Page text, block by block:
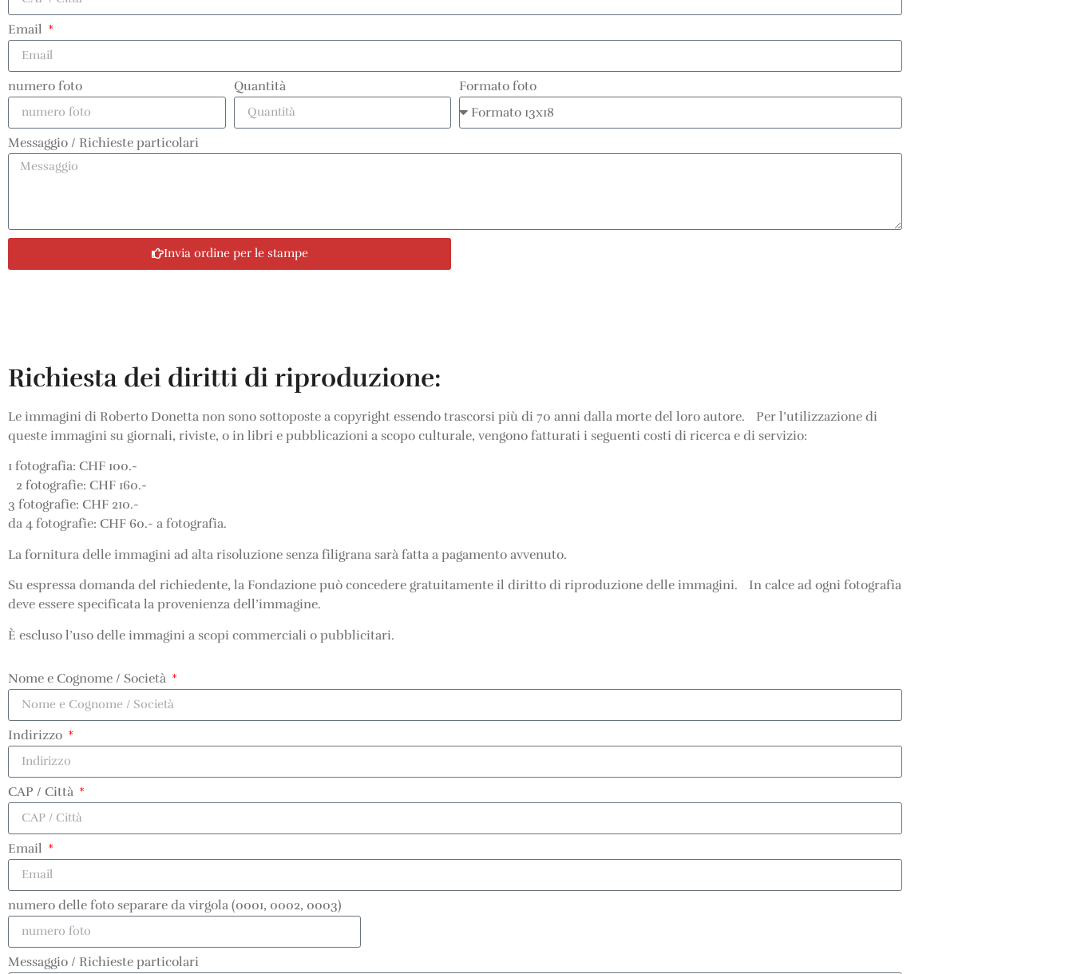
Email
numero foto Quantità Formato foto
Messaggio / Richieste particolari
Invia ordine per le stampe
Richiesta dei diritti di riproduzione:
Le immagini di Roberto Donetta non sono sottoposte a copyright essendo trascorsi più di 70 anni dalla morte del loro autore. Per l’utilizzazione di
queste immagini su giornali, riviste, o in libri e pubblicazioni a scopo culturale, vengono fatturati i seguenti costi di ricerca e di servizio:
1 fotografia: CHF 100.-
2 fotografie: CHF 160.-
3 fotografie: CHF 210.-
da 4 fotografie: CHF 60.- a fotografia.
La fornitura delle immagini ad alta risoluzione senza filigrana sarà fatta a pagamento avvenuto.
Su espressa domanda del richiedente, la Fondazione può concedere gratuitamente il diritto di riproduzione delle immagini. In calce ad ogni fotografia
deve essere specificata la provenienza dell’immagine.
È escluso l’uso delle immagini a scopi commerciali o pubblicitari.
Nome e Cognome / Società
Indirizzo
CAP / Città
Email
numero delle foto separare da virgola (0001, 0002, 0003)
Messaggio / Richieste particolari